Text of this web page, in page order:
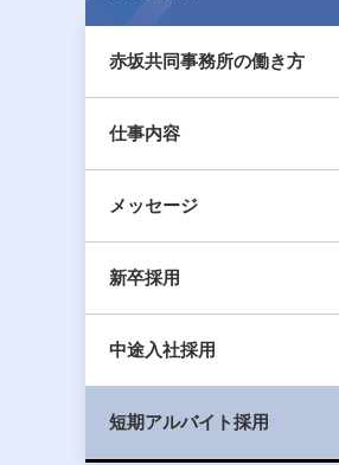
赤坂共同事務所の働き方
仕事内容
メッセージ
新卒採用
中途入社採用
短期アルバイト採用